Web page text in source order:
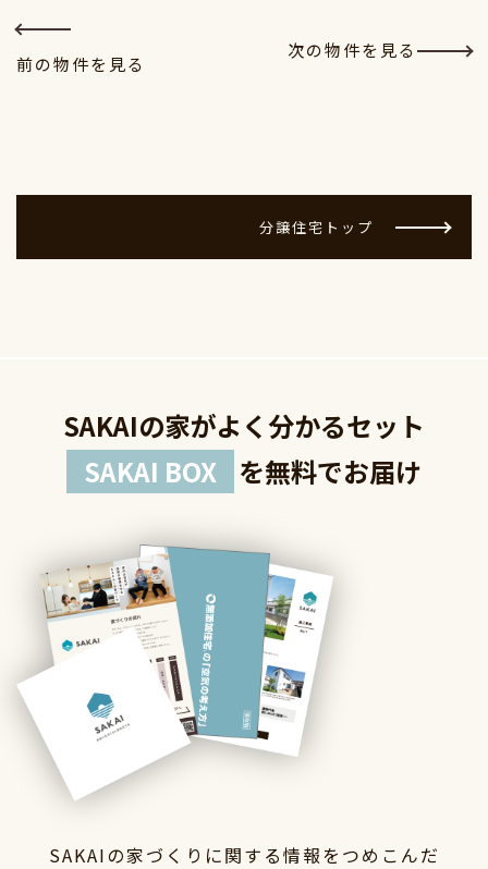
前の物件を見る
次の物件を見る
分譲住宅トップ
SAKAIの家がよく分かるセット
SAKAI BOX
を無料でお届け
SAKAIの家づくりに関する情報をつめこんだ